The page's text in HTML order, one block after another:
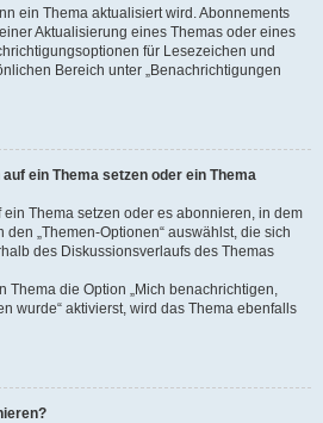
ein Thema aktualisiert wird. Abonnements
Aktualisierung eines Themas oder eines
für Lesezeichen und
Bereich unter „Benachrichtigungen
ein Thema setzen oder ein Thema
Thema setzen oder es abonnieren, in dem
„Themen-Optionen“ auswählst, die sich
des Diskussionsverlaufs des Themas
Thema die Option „Mich benachrichtigen,
wurde“ aktivierst, wird das Thema ebenfalls